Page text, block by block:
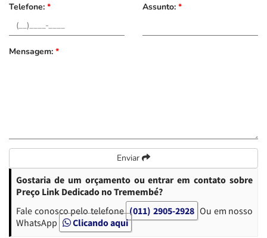
Telefone: * Assunto: *
Mensagem: *
Enviar
Gostaria de um orçamento ou entrar em contato sobre
Preço Link Dedicado no Tremembé?
Fale conosco pelo telefone (011) 2905-2928 Ou em nosso
WhatsApp
Clicando aqui